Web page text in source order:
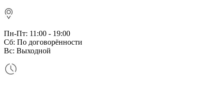
Пн-Пт: 11:00 - 19:00
Сб: По договорённости
Вс: Выходной